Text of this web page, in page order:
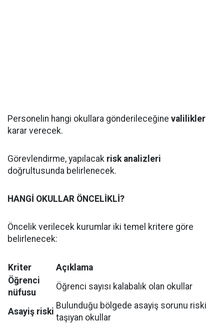
Personelin hangi okullara gönderileceğine valilikler
karar verecek.
Görevlendirme, yapılacak risk analizleri
doğrultusunda belirlenecek.
HANGİ OKULLAR ÖNCELİKLİ?
Öncelik verilecek kurumlar iki temel kritere göre
belirlenecek:
Kriter
Açıklama
Öğrenci
nüfusu
Öğrenci sayısı kalabalık olan okullar
Asayiş riski
Bulunduğu bölgede asayiş sorunu riski
taşıyan okullar